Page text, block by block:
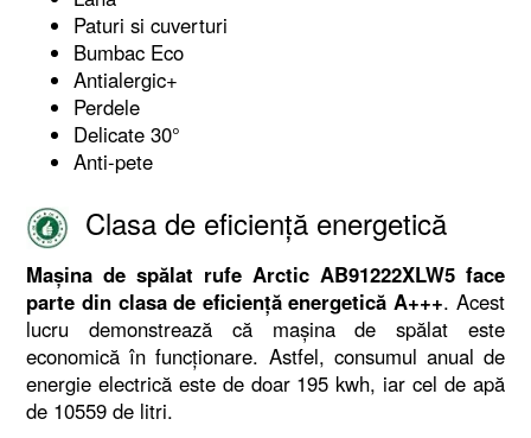
Paturi si cuverturi
Bumbac Eco
Antialergic+
Perdele
Delicate 30°
Anti-pete
Clasa de eficiență energetică
Mașina de spălat rufe Arctic AB91222XLW5 face
parte din clasa de eficiență energetică A+++. Acest
lucru demonstrează că mașina de spălat este
economică în funcționare. Astfel, consumul anual de
energie electrică este de doar 195 kwh, iar cel de apă
de 10559 de litri.